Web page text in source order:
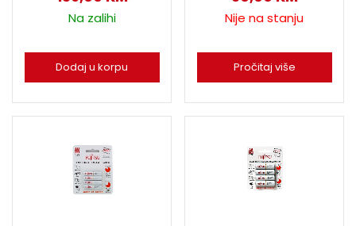
Na zalihi
Dodaj u korpu
Nije na stanju
Pročitaj više